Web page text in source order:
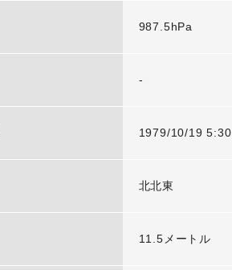
987.5hPa
-
1979/10/19 5:30
北北東
11.5メートル